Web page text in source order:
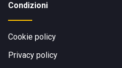
Condizioni
Cookie policy
Privacy policy